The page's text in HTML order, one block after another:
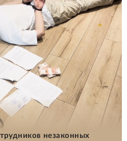
незаконных